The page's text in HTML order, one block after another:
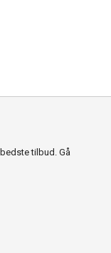
tilbud. Gå